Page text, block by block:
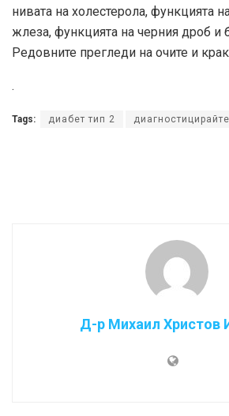
нивата на холестерола, функцията
жлеза, функцията на черния дроб и
Редовните прегледи на очите и
.
Tags: диабет тип 2
Д-р Михаил Христов